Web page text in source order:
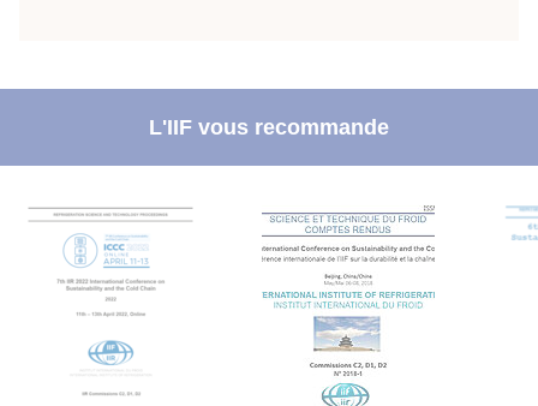
L'IIF vous recommande